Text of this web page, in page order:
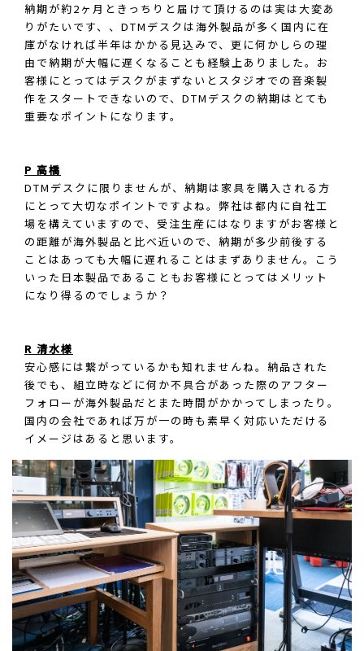
納期が約2ヶ月ときっちりと届けて頂けるのは実は大変あ
りがたいです、、DTMデスクは海外製品が多く国内に在
庫がなければ半年はかかる見込みで、更に何かしらの理
由で納期が大幅に遅くなることも経験上ありました。お
客様にとってはデスクがまずないとスタジオでの音楽製
作をスタートできないので、DTMデスクの納期はとても
重要なポイントになります。
P 高橋
DTMデスクに限りませんが、納期は家具を購入される方
にとって大切なポイントですよね。弊社は都内に自社工
場を構えていますので、受注生産にはなりますがお客様と
の距離が海外製品と比べ近いので、納期が多少前後する
ことはあっても大幅に遅れることはまずありません。こう
いった日本製品であることもお客様にとってはメリット
になり得るのでしょうか？
R 清水様
安心感には繋がっているかも知れませんね。納品された
後でも、組立時などに何か不具合があった際のアフター
フォローが海外製品だとまた時間がかかってしまったり。
国内の会社であれば万が一の時も素早く対応いただける
イメージはあると思います。